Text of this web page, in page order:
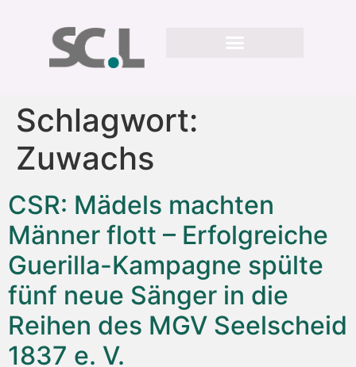
Schlagwort:
Zuwachs
CSR: Mädels machten
Männer flott – Erfolgreiche
Guerilla-Kampagne spülte
fünf neue Sänger in die
Reihen des MGV Seelscheid
1837 e. V.